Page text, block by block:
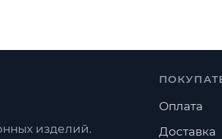
изделий.
Оплата
Доставка